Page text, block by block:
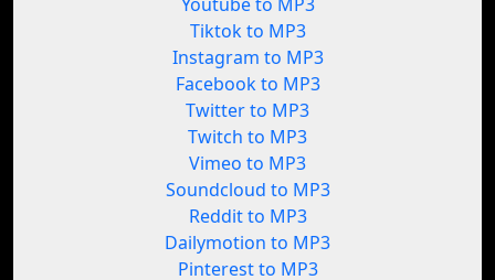
Tiktok to MP3
Instagram to MP3
Facebook to MP3
Twitter to MP3
Twitch to MP3
Vimeo to MP3
Soundcloud to MP3
Reddit to MP3
Dailymotion to MP3
Pinterest to MP3